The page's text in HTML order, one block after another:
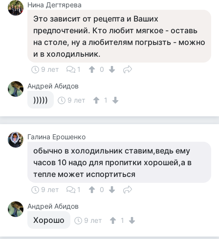
Нина Дегтярева
Это зависит от рецепта и Ваших
предпочтений. Кто любит мягкое - оставь
на столе, ну а любителям погрызть - можно
и в холодильник.
9 лет 1
0
Андрей Абидов
))))) 9 лет 1
Галина Ерошенко
обычно в холодильник ставим,ведь ему
часов 10 надо для пропитки хорошей,а в
тепле может испортиться
9 лет 1
0
Андрей Абидов
Хорошо 9 лет 1